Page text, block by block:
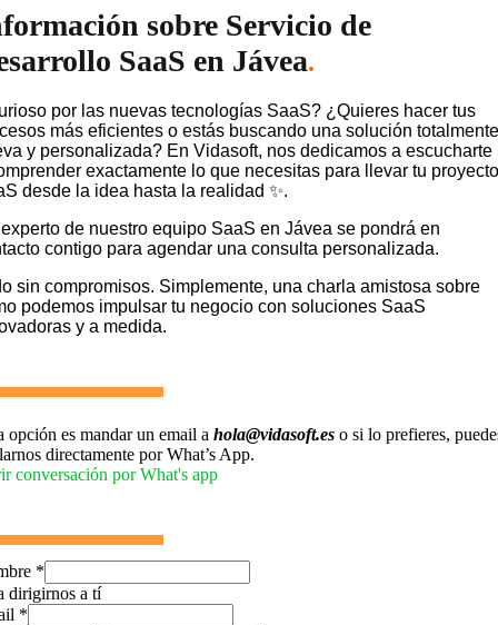
sobre Servicio de
SaaS en Jávea.
por las nuevas tecnologías SaaS? ¿Quieres hacer tus
más eficientes o estás buscando una solución totalmente
y personalizada? En Vidasoft, nos dedicamos a escucharte
exactamente lo que necesitas para llevar tu proyecto
desde la idea hasta la realidad ✨.
de nuestro equipo SaaS en Jávea se pondrá en
contigo para agendar una consulta personalizada.
sin compromisos. Simplemente, una charla amistosa sobre
podemos impulsar tu negocio con soluciones SaaS
y a medida.
opción es mandar un email a hola@vidasoft.es o si lo prefieres,
directamente por What’s App.
conversación por What's app
*
dirigirnos a tí
*